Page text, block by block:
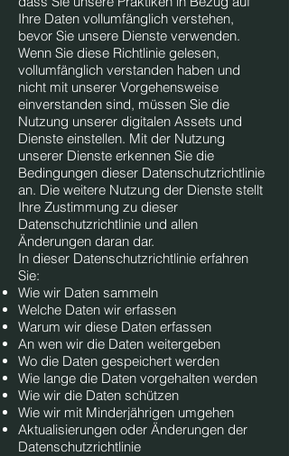
Ihre Daten vollumfänglich verstehen,
bevor Sie unsere Dienste verwenden.
Wenn Sie diese Richtlinie gelesen,
vollumfänglich verstanden haben und
nicht mit unserer Vorgehensweise
einverstanden sind, müssen Sie die
Nutzung unserer digitalen Assets und
Dienste einstellen. Mit der Nutzung
unserer Dienste erkennen Sie die
Bedingungen dieser Datenschutzrichtlinie
an. Die weitere Nutzung der Dienste stellt
Ihre Zustimmung zu dieser
Datenschutzrichtlinie und allen
Änderungen daran dar.
In dieser Datenschutzrichtlinie erfahren
Sie:
Wie wir Daten sammeln
Welche Daten wir erfassen
Warum wir diese Daten erfassen
An wen wir die Daten weitergeben
Wo die Daten gespeichert werden
Wie lange die Daten vorgehalten werden
Wie wir die Daten schützen
Wie wir mit Minderjährigen umgehen
Aktualisierungen oder Änderungen der
Datenschutzrichtlinie